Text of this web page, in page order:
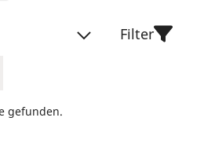
Filter
gefunden.